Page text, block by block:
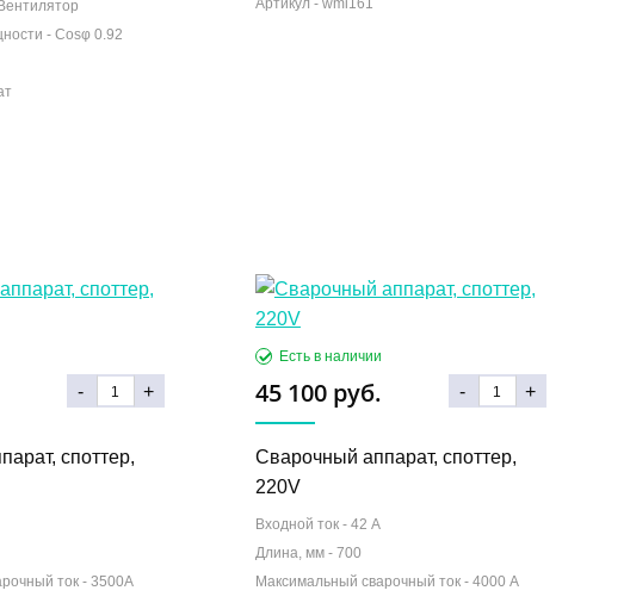
Вентилятор
- Cosφ 0.92
- +
споттер,
ток - 3500А
45 100 руб. - +
Сварочный аппарат, споттер,
220V
Входной ток - 42 А
Длина, мм - 700
Максимальный сварочный ток - 4000 А